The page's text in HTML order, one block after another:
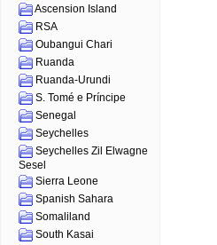
Ascension Island
RSA
Oubangui Chari
Ruanda
Ruanda-Urundi
S. Tomé e Príncipe
Senegal
Seychelles
Seychelles Zil Elwagne
Sesel
Sierra Leone
Spanish Sahara
Somaliland
South Kasai